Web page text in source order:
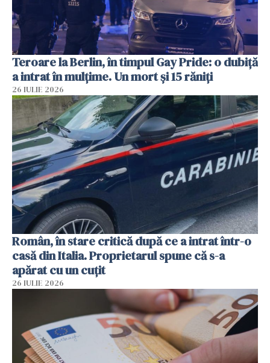
Teroare la Berlin, în timpul Gay Pride: o dubiță
a intrat în mulțime. Un mort și 15 răniți
26 IULIE 2026
Român, în stare critică după ce a intrat într-o
casă din Italia. Proprietarul spune că s-a
apărat cu un cuțit
26 IULIE 2026